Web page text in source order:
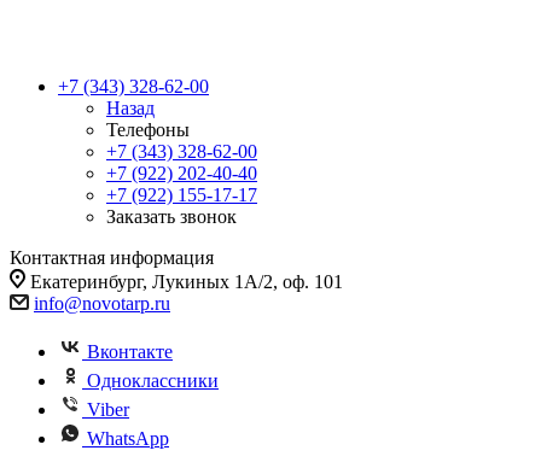
+7 (343) 328-62-00
Назад
Телефоны
+7 (343) 328-62-00
+7 (922) 202-40-40
+7 (922) 155-17-17
Заказать звонок
Контактная информация
Екатеринбург, Лукиных 1А/2, оф. 101
info@novotarp.ru
Вконтакте
Одноклассники
Viber
WhatsApp